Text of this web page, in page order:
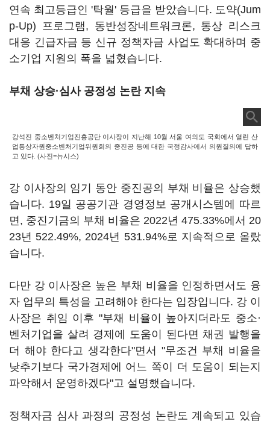
연속 최고등급인 '탁월' 등급을 받았습니다. 도약(Jum
p-Up) 프로그램, 동반성장네트워크론, 통상 리스크
대응 긴급자금 등 신규 정책자금 사업도 확대하며 중
소기업 지원의 폭을 넓혔습니다.
부채 상승·심사 공정성 논란 지속
강석진 중소벤처기업진흥공단 이사장이 지난해 10월 서울 여의도 국회에서 열린 산
업통상자원중소벤처기업위원회의 중진공 등에 대한 국정감사에서 의원질의에 답하
고 있다. (사진=뉴시스)
강 이사장의 임기 동안 중진공의 부채 비율은 상승했
습니다. 19일 공공기관 경영정보 공개시스템에 따르
면, 중진기금의 부채 비율은 2022년 475.33%에서 20
23년 522.49%, 2024년 531.94%로 지속적으로 올랐
습니다.
다만 강 이사장은 높은 부채 비율을 인정하면서도 융
자 업무의 특성을 고려해야 한다는 입장입니다. 강 이
사장은 취임 이후 "부채 비율이 높아지더라도 중소·
벤처기업을 살려 경제에 도움이 된다면 채권 발행을
더 해야 한다고 생각한다"면서 "무조건 부채 비율을
낮추기보다 국가경제에 어느 쪽이 더 도움이 되는지
파악해서 운영하겠다"고 설명했습니다.
정책자금 심사 과정의 공정성 논란도 계속되고 있습